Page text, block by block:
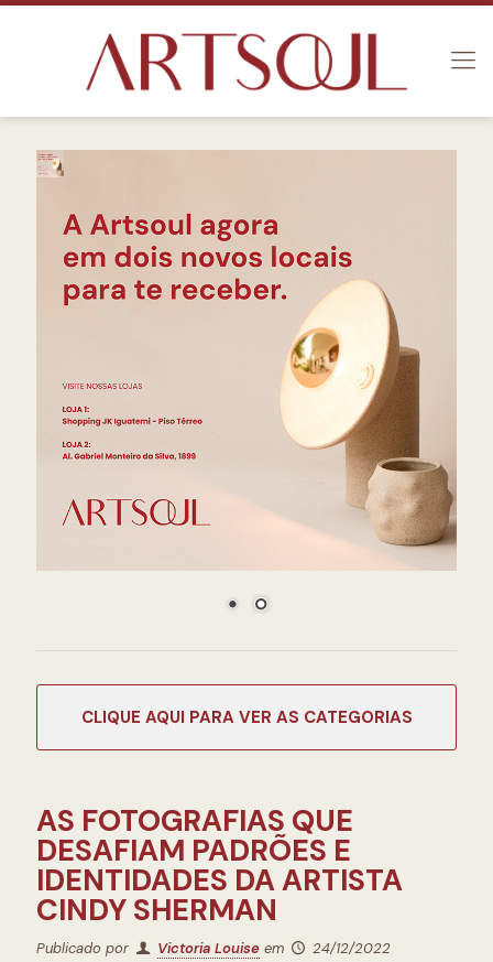
AS FOTOGRAFIAS QUE
DESAFIAM PADRÕES E
IDENTIDADES DA ARTISTA
CINDY SHERMAN
Publicado por Victoria Louise em 24/12/2022
CATEGORIAS